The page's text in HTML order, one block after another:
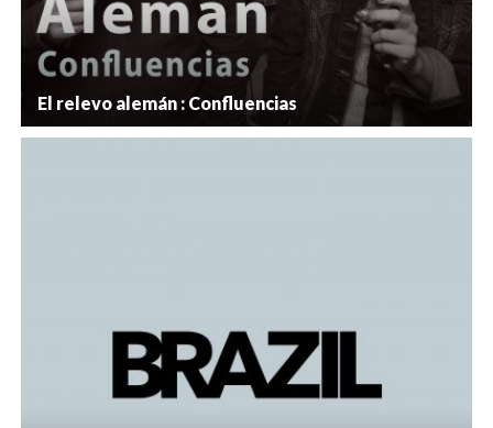
El relevo alemán : Confluencias